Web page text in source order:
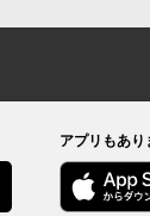
アプリもあり